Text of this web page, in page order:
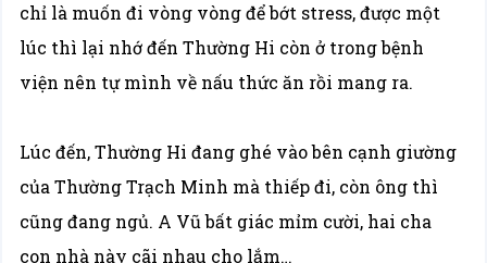
chỉ là muốn đi vòng vòng để bớt stress, được một
lúc thì lại nhớ đến Thường Hi còn ở trong bệnh
viện nên tự mình về nấu thức ăn rồi mang ra.
Lúc đến, Thường Hi đang ghé vào bên cạnh giường
của Thường Trạch Minh mà thiếp đi, còn ông thì
cũng đang ngủ. A Vũ bất giác mỉm cười, hai cha
con nhà này cãi nhau cho lắm…